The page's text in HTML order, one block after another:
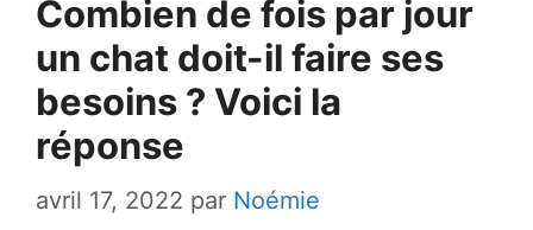
Combien de fois par jour
un chat doit-il faire ses
besoins ? Voici la
réponse
avril 17, 2022 par Noémie